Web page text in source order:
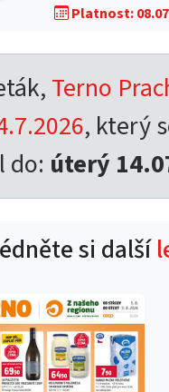
Platnost:
Terno
, který
do: úterý
si další